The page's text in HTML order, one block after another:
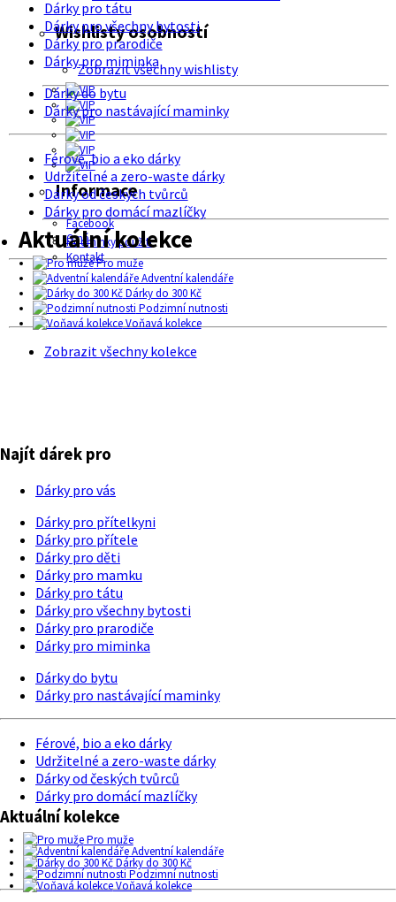
Wishlisty osobností
Zobrazit všechny wishlisty
Informace
Facebook
O nás
Podmínky použití
Kontakt
Dárky pro tátu
Dárky pro všechny bytosti
Dárky pro prarodiče
Dárky pro miminka
Dárky do bytu
Dárky pro nastávající maminky
Férové, bio a eko dárky
Udržitelné a zero-waste dárky
Dárky od českých tvůrců
Dárky pro domácí mazlíčky
Aktuální kolekce
Pro muže
Adventní kalendáře
Dárky do 300 Kč
Podzimní nutnosti
Voňavá kolekce
Zobrazit všechny kolekce
Najít dárek pro
Dárky pro vás
Dárky pro přítelkyni
Dárky pro přítele
Dárky pro děti
Dárky pro mamku
Dárky pro tátu
Dárky pro všechny bytosti
Dárky pro prarodiče
Dárky pro miminka
Dárky do bytu
Dárky pro nastávající maminky
Férové, bio a eko dárky
Udržitelné a zero-waste dárky
Dárky od českých tvůrců
Dárky pro domácí mazlíčky
Aktuální kolekce
Pro muže
Adventní kalendáře
Dárky do 300 Kč
Podzimní nutnosti
Voňavá kolekce